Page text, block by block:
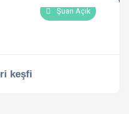
Şuan Açık
keşfi